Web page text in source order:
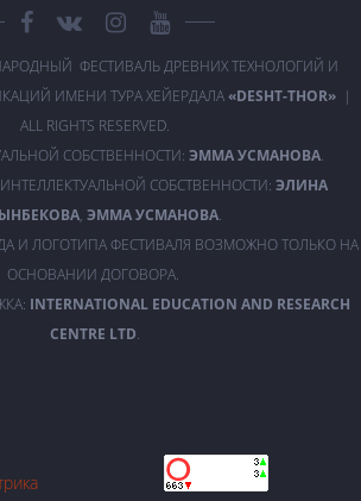
ФЕСТИВАЛЬ ДРЕВНИХ ТЕХНОЛОГИЙ И
ИМЕНИ ТУРА ХЕЙЕРДАЛА«DESHT-THOR» |
ALL RIGHTS RESERVED.
СОБСТВЕННОСТИ: ЭММА УСМАНОВА.
СОБСТВЕННОСТИ: ЭЛИНА
, ЭММА УСМАНОВА.
И ЛОГОТИПА ФЕСТИВАЛЯ ВОЗМОЖНО ТОЛЬКО НА
ОСНОВАНИИ ДОГОВОРА.
INTERNATIONAL EDUCATION AND RESEARCH
CENTRE LTD.